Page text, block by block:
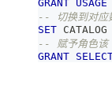
GRANT USAGE
-- 切换到对应
SET
-- 赋予角色该
GRANT